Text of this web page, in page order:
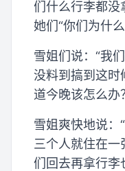
们什么行李都没
她们“你们为什
雪姐们说：“我
没料到搞到这时
道今晚该怎么办
雪姐爽快地说：
三个人就住在
们回去再拿行李